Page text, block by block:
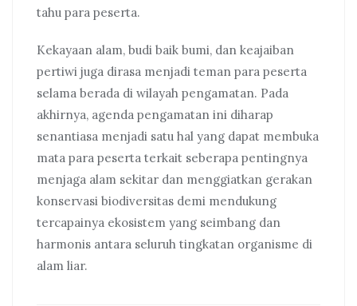
tahu para peserta.
Kekayaan alam, budi baik bumi, dan keajaiban
pertiwi juga dirasa menjadi teman para peserta
selama berada di wilayah pengamatan. Pada
akhirnya, agenda pengamatan ini diharap
senantiasa menjadi satu hal yang dapat membuka
mata para peserta terkait seberapa pentingnya
menjaga alam sekitar dan menggiatkan gerakan
konservasi biodiversitas demi mendukung
tercapainya ekosistem yang seimbang dan
harmonis antara seluruh tingkatan organisme di
alam liar.